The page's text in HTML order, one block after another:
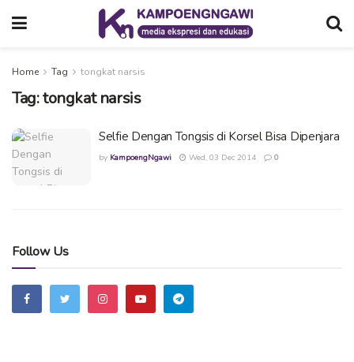
Home Tag tongkat narsis
Tag:tongkat narsis
Selfie Dengan Tongsis di Korsel Bisa Dipenjara
by KampoengNgawi Wed, 03 Dec 2014 0
Follow Us